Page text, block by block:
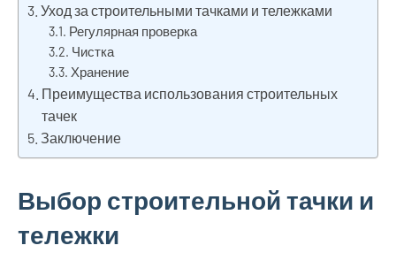
Уход за строительными тачками и тележками
Регулярная проверка
Чистка
Хранение
Преимущества использования строительных
тачек
Заключение
Выбор строительной тачки и
тележки